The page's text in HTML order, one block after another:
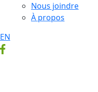
Nous joindre
À propos
EN